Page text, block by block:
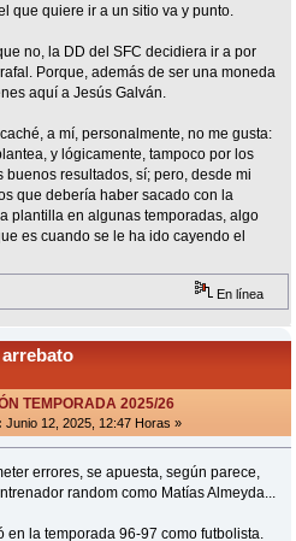
que quiere ir a un sitio va y punto.
no, la DD del SFC decidiera ir a por
Porque, además de ser una moneda
aquí a Jesús Galván.
a mí, personalmente, no me gusta:
y lógicamente, tampoco por los
resultados, sí; pero, desde mi
que debería haber sacado con la
plantilla en algunas temporadas, algo
es cuando se le ha ido cayendo el
En línea
arrebato
TEMPORADA 2025/26
Junio 12, 2025, 12:47 Horas »
errores, se apuesta, según parece,
random como Matías Almeyda...
la temporada 96-97 como futbolista.